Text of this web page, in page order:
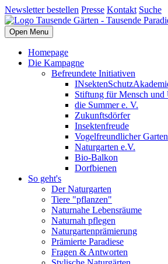
Newsletter bestellen Presse Kontakt Suche
Open Menu
Homepage
Die Kampagne
Befreundete Initiativen
Stiftung für Mensch und
die Summer e. V.
Zukunftsdörfer
Insektenfreude
Vogelfreundlicher Garten
Naturgarten e.V.
Bio-Balkon
Dorfbienen
So geht's
Der Naturgarten
Tiere "pflanzen"
Naturnahe Lebensräume
Naturnah pflegen
Naturgartenprämierung
Prämierte Paradiese
Fragen & Antworten